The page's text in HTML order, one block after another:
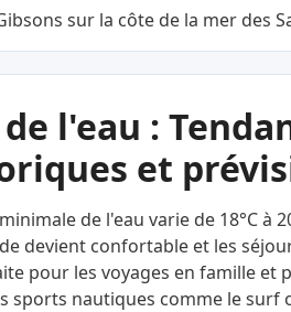
sur la côte de la mer des
l'eau :
et
de l'eau varie de 18°C à
devient confortable et les
pour les voyages en famille et
sports nautiques comme le surf